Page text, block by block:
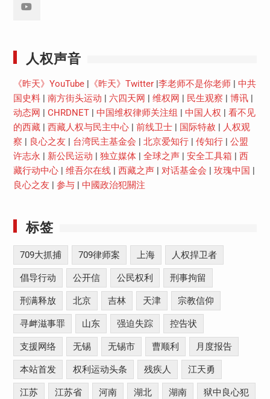
人权声音
《昨天》YouTube| 《昨天》Twitter| 李老师不是你老师| 中共
国史料| 南方街头运动 六四天网 维权网 民生观察 博讯|
动态网
CHRDNET| 中国维权律师关注组 中国人权
看不见
的西藏| 西藏人权与民主中心| 前线卫士| 国际特赦
人权观
察
良心之友 台湾民主基金会 北京爱知行| 传知行| 公盟
许志永
新公民运动 独立媒体| 全球之声| 安全工具箱
西
藏行动中心| 维吾尔在线| 西藏之声| 对话基金会 玫瑰中国
良心之友
参与| 中國政治犯關注
标签
709大抓捕 709律师案 上海 人权捍卫者
倡导行动 公开信 公民权利 刑事拘留
刑满释放 北京 吉林 天津 宗教信仰
寻衅滋事罪 山东 强迫失踪 控告状
支援网络 无锡 无锡市 曹顺利 月度报告
本站首发 权利运动头条 残疾人 江天勇
江苏 江苏省 河南 湖北 湖南 狱中良心犯